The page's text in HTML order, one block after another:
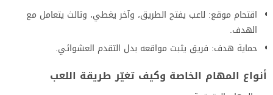
اقتحام موقع: لاعب يفتح الطريق، وآخر يغطي، وثالث يتعامل مع
الهدف.
حماية هدف: فريق يثبت مواقعه بدل التقدم العشوائي.
أنواع المهام الخاصة وكيف تغيّر طريقة اللعب